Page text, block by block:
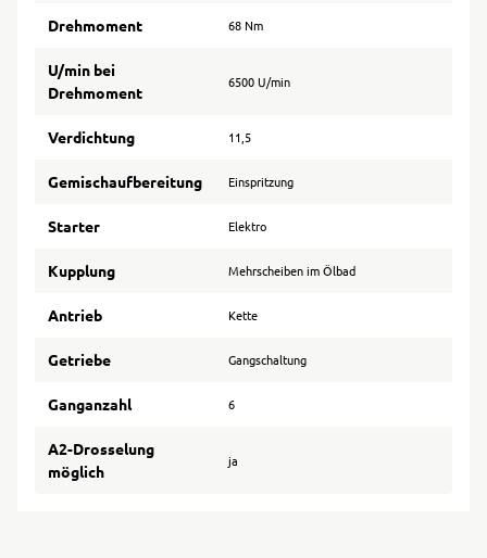
Drehmoment 68 Nm
U/min bei
Drehmoment
6500 U/min
Verdichtung 11,5
Gemischaufbereitung Einspritzung
Starter Elektro
Kupplung Mehrscheiben im Ölbad
Antrieb Kette
Getriebe Gangschaltung
Ganganzahl 6
A2-Drosselung
möglich
ja